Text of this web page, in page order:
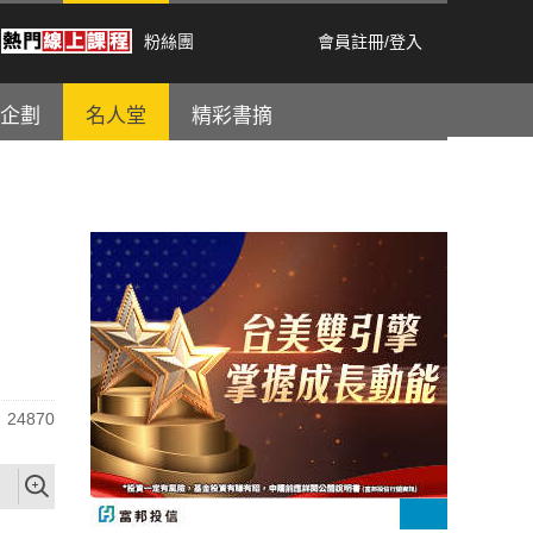
粉絲團 會員註冊/登入
劃 名人堂 精彩書摘
24870